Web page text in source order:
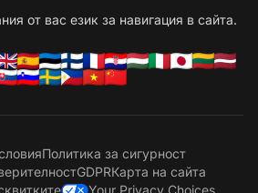
от вас език за навигация в сайта.
Политика за сигурност
GDPRКарта на сайта
Your Privacy Choices